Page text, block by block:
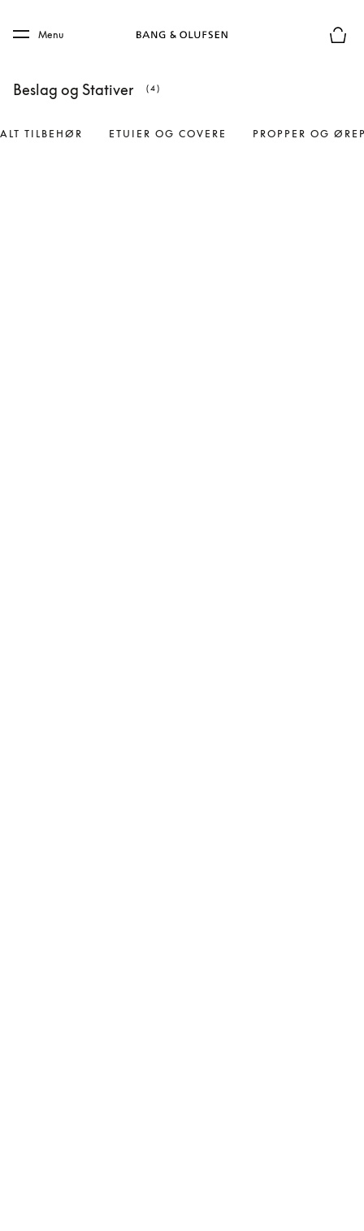
Skip to main footer
Menu
Beslag og Stativer (4)
ALT TILBEHØR ETUIER OG COVERE PROPPER OG